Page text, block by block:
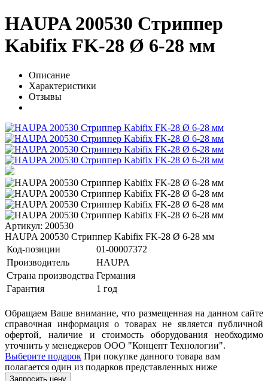
HAUPA 200530 Стриппер
Kabifix FK-28 Ø 6-28 мм
Описание
Характеристики
Отзывы
Артикул: 200530
HAUPA 200530 Стриппер Kabifix FK-28 Ø 6-28 мм
Код-позиции
01-00007372
Производитель
HAUPA
Страна производства Германия
Гарантия
1 год
Обращаем Ваше внимание, что размещенная на данном сайте
справочная информация о товарах не является публичной
офертой, наличие и стоимость оборудования необходимо
уточнить у менеджеров ООО "Концепт Технологии".
Выберите подарок При покупке данного товара вам
полагается один из подарков представленных ниже
Запросить цену